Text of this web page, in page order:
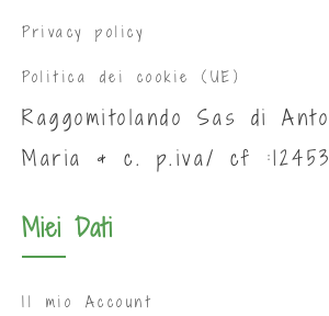
Privacy policy
Politica dei cookie (UE)
Raggomitolando Sas di
Maria & c. p.iva/ cf
Miei Dati
Il mio Account